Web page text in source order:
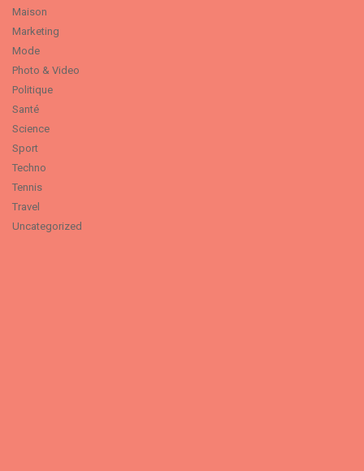
Maison
Marketing
Mode
Photo & Video
Politique
Santé
Science
Sport
Techno
Tennis
Travel
Uncategorized